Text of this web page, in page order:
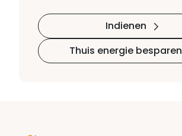
Indienen
Thuis energie besparen